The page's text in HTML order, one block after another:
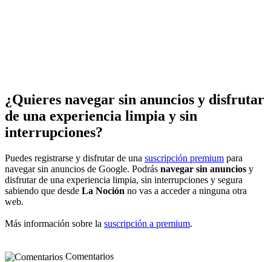
¿Quieres navegar sin anuncios y disfrutar
de una experiencia limpia y sin
interrupciones?
Puedes registrarse y disfrutar de una suscripción premium para
navegar sin anuncios de Google. Podrás navegar sin anuncios y
disfrutar de una experiencia limpia, sin interrupciones y segura
sabiendo que desde La Noción no vas a acceder a ninguna otra
web.
Más información sobre la suscripción a premium.
Comentarios